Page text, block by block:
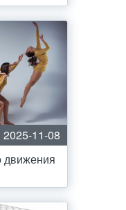
2025-11-08
движения